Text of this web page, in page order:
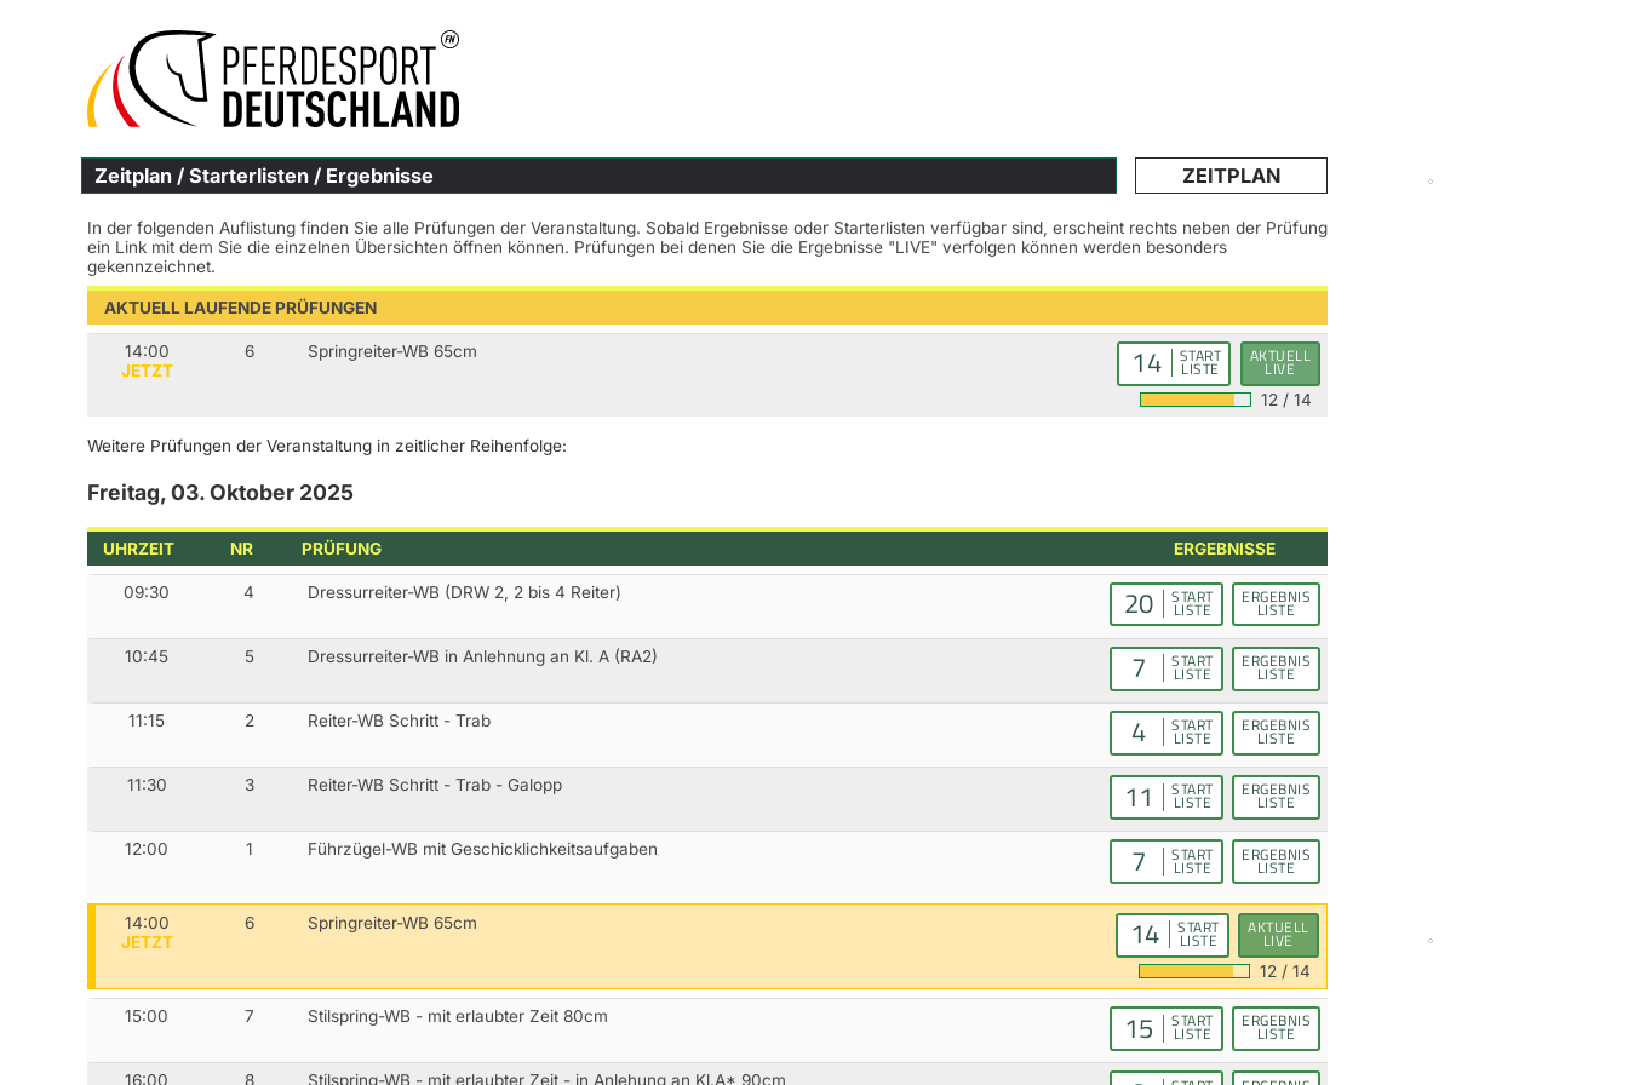
Zeitplan / Starterlisten / Ergebnisse ZEITPLAN
In der folgenden Auflistung finden Sie alle Prüfungen der Veranstaltung. Sobald Ergebnisse oder Starterlisten verfügbar sind, erscheint rechts neben der Prüfung
ein Link mit dem Sie die einzelnen Übersichten öffnen können. Prüfungen bei denen Sie die Ergebnisse "LIVE" verfolgen können werden besonders
gekennzeichnet.
AKTUELL LAUFENDE PRÜFUNGEN
14:00
JETZT
6 Springreiter-WB 65cm 14 START
LISTE
AKTUELL
LIVE
12 / 14
Weitere Prüfungen der Veranstaltung in zeitlicher Reihenfolge:
Freitag, 03. Oktober 2025
UHRZEIT NR PRÜFUNG ERGEBNISSE
09:30 4 Dressurreiter-WB (DRW 2, 2 bis 4 Reiter) 20 START
LISTE
ERGEBNIS
LISTE
10:45 5 Dressurreiter-WB in Anlehnung an Kl. A (RA2) 7 START
LISTE
ERGEBNIS
LISTE
11:15 2 Reiter-WB Schritt - Trab 4 START
LISTE
ERGEBNIS
LISTE
11:30 3 Reiter-WB Schritt - Trab - Galopp 11 START
LISTE
ERGEBNIS
LISTE
12:00 1 Führzügel-WB mit Geschicklichkeitsaufgaben 7 START
LISTE
ERGEBNIS
LISTE
14:00
JETZT
6 Springreiter-WB 65cm 14 START
LISTE
AKTUELL
LIVE
12 / 14
15:00 7 Stilspring-WB - mit erlaubter Zeit 80cm 15 START
LISTE
ERGEBNIS
LISTE
16:00 8 Stilspring-WB - mit erlaubter Zeit - in Anlehung an Kl.A* 90cm